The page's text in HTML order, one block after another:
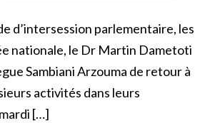
d’intersession parlementaire, les
nationale, le Dr Martin Dametoti
Sambiani Arzouma de retour à
activités dans leurs
[…]